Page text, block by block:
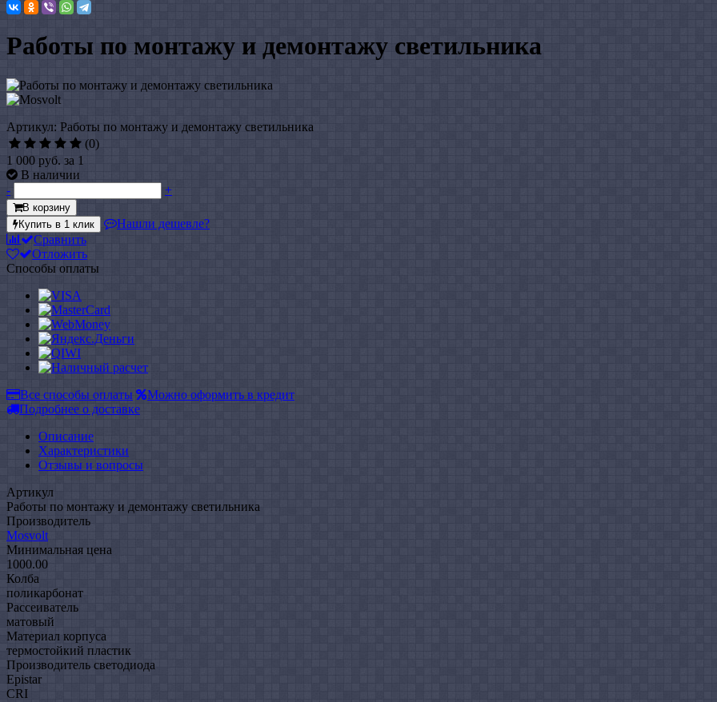
Работы по монтажу и демонтажу светильника
Артикул: Работы по монтажу и демонтажу светильника
(0)
1 000 руб. за 1
В наличии
-
+
В корзину
Купить в 1 клик
Нашли дешевле?
Сравнить
Отложить
Способы оплаты
Все способы оплаты
Можно оформить в кредит
Подробнее о доставке
Описание
Характеристики
Отзывы и вопросы
Артикул
Работы по монтажу и демонтажу светильника
Производитель
Mosvolt
Минимальная цена
1000.00
Колба
поликарбонат
Рассеиватель
матовый
Материал корпуса
термостойкий пластик
Производитель светодиода
Epistar
CRI